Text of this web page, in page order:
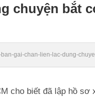
chuyện bắt
ban-gai-chan-lien-lac-dung-
cho biết đã lập hồ